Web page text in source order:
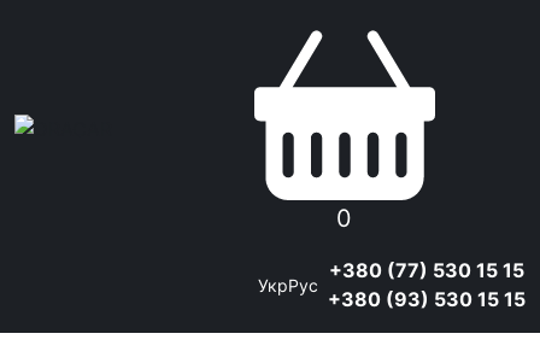
0
УкрРус
+380 (77) 530 15 15
+380 (93) 530 15 15